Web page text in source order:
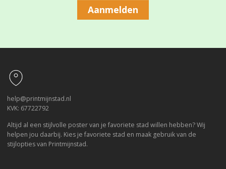
Aanmelden
help@printmijnstad.nl
KVK: 67722792
Altijd al een stijlvolle poster van je favoriete stad willen hebben? Wij
helpen jou daarbij. Kies je favoriete stad en maak gebruik van de
stijlopties van Printmijnstad.